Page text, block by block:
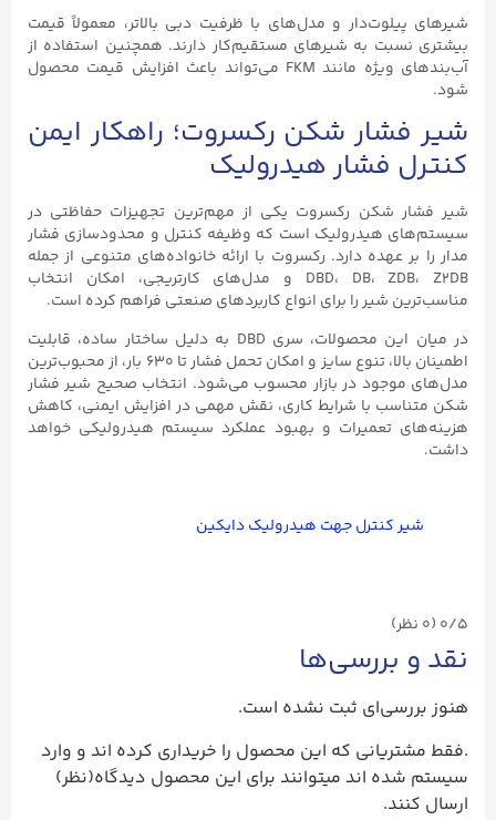
شیرهای پیلوت‌دار و مدل‌های با ظرفیت دبی بالاتر، معمولاً قیمت
بیشتری نسبت به شیرهای مستقیم‌کار دارند. همچنین استفاده از
آب‌بندهای ویژه مانند FKM می‌تواند باعث افزایش قیمت محصول
شود.
شیر فشار شکن رکسروت؛ راهکار ایمن
کنترل فشار هیدرولیک
شیر فشار شکن رکسروت یکی از مهم‌ترین تجهیزات حفاظتی در
سیستم‌های هیدرولیک است که وظیفه کنترل و محدودسازی فشار
مدار را بر عهده دارد. رکسروت با ارائه خانواده‌های متنوعی از جمله
DBD، DB، ZDB، Z2DB و مدل‌های کارتریجی، امکان انتخاب
مناسب‌ترین شیر را برای انواع کاربردهای صنعتی فراهم کرده است.
در میان این محصولات، سری DBD به دلیل ساختار ساده، قابلیت
اطمینان بالا، تنوع سایز و امکان تحمل فشار تا ۶۳۰ بار، از محبوب‌ترین
مدل‌های موجود در بازار محسوب می‌شود. انتخاب صحیح شیر فشار
شکن متناسب با شرایط کاری، نقش مهمی در افزایش ایمنی، کاهش
هزینه‌های تعمیرات و بهبود عملکرد سیستم هیدرولیکی خواهد
داشت.
شیر کنترل جهت هیدرولیک دایکین
0/5 (۰ نظر)
نقد و بررسی‌ها
هنوز بررسی‌ای ثبت نشده است.
.فقط مشتریانی که این محصول را خریداری کرده اند و وارد
سیستم شده اند میتوانند برای این محصول دیدگاه(نظر)
ارسال کنند.